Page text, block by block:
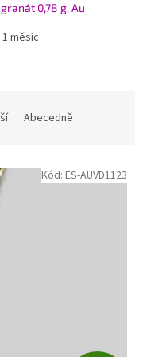
0,78 g, Au
měsíc
Abecedně
Kód: ES-AUVD1123